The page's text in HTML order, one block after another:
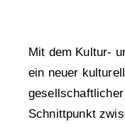
Mit dem Kultur-
ein neuer
Schnittpunkt